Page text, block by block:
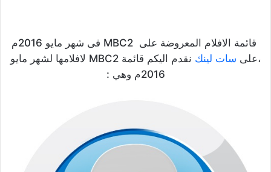
قائمة الافلام المعروضة على MBC2 فى شهر مايو 2016م
،على سات لينك
نقدم اليكم قائمة MBC2 لافلامها لشهر مايو
2016م وهي :